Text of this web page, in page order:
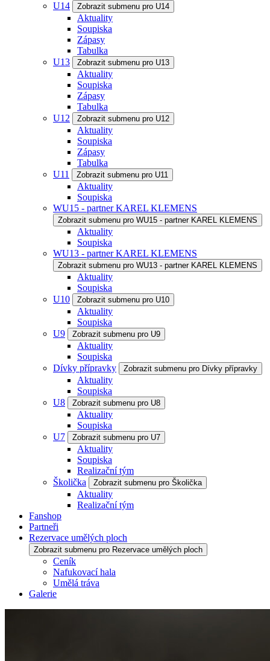
U14
Zobrazit submenu pro U14
Aktuality
Soupiska
Zápasy
Tabulka
U13
Zobrazit submenu pro U13
Aktuality
Soupiska
Zápasy
Tabulka
U12
Zobrazit submenu pro U12
Aktuality
Soupiska
Zápasy
Tabulka
U11
Zobrazit submenu pro U11
Aktuality
Soupiska
WU15 - partner KAREL KLEMENS
Zobrazit submenu pro WU15 - partner KAREL KLEMENS
Aktuality
Soupiska
WU13 - partner KAREL KLEMENS
Zobrazit submenu pro WU13 - partner KAREL KLEMENS
Aktuality
Soupiska
U10
Zobrazit submenu pro U10
Aktuality
Soupiska
U9
Zobrazit submenu pro U9
Aktuality
Soupiska
Dívky přípravky
Zobrazit submenu pro Dívky přípravky
Aktuality
Soupiska
U8
Zobrazit submenu pro U8
Aktuality
Soupiska
U7
Zobrazit submenu pro U7
Aktuality
Soupiska
Realizační tým
Školička
Zobrazit submenu pro Školička
Aktuality
Realizační tým
Fanshop
Partneři
Rezervace umělých ploch
Zobrazit submenu pro Rezervace umělých ploch
Ceník
Nafukovací hala
Umělá tráva
Galerie